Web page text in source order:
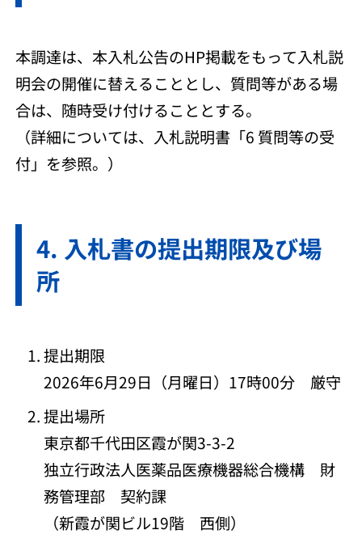
本調達は、本入札公告のHP掲載をもって入札説
明会の開催に替えることとし、質問等がある場
合は、随時受け付けることとする。
（詳細については、入札説明書「6 質問等の受
付」を参照。）
入札書の提出期限及び場
所
提出期限
2026年6月29日（月曜日）17時00分 厳守
提出場所
東京都千代田区霞が関3-3-2
独立行政法人医薬品医療機器総合機構 財
務管理部 契約課
（新霞が関ビル19階 西側）